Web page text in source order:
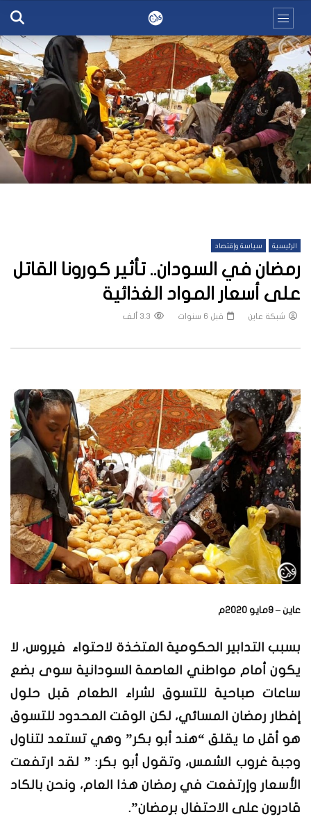
الرئيسية سياسة وإقتصاد
رمضان في السودان.. تأثير كورونا القاتل
على أسعار المواد الغذائية
شبكة عاين قبل 6 سنوات 3.3 ألف
عاين – 9مايو 2020م
بسبب التدابير الحكومية المتخذة لاحتواء فيروس، لا
يكون أمام مواطني العاصمة السودانية سوى بضع
ساعات صباحية للتسوق لشراء الطعام قبل حلول
إفطار رمضان المسائي، لكن الوقت المحدود للتسوق
هو أقل ما يقلق “هند أبو بكر” وهي تستعد لتناول
وجبة غروب الشمس، وتقول أبو بكر: ” لقد ارتفعت
الأسعار وإرتفعت في رمضان هذا العام، ونحن بالكاد
قادرون على الاحتفال برمضان”.